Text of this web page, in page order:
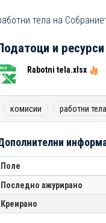
тела на
и ресурси
Rabotni tela.xlsx
комисии работни тела
Поле
Последно ажурирано
Креирано